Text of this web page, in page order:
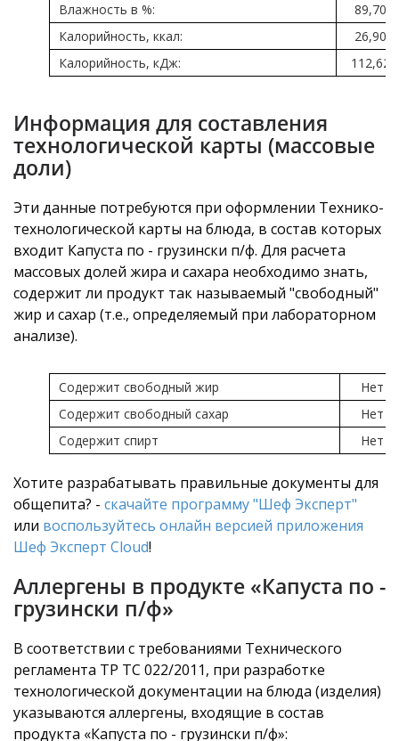
Влажность в %:
89,70
Калорийность, ккал:
26,90
Калорийность, кДж:
112,62
Информация для составления
технологической карты (массовые
доли)
Эти данные потребуются при оформлении Технико-
технологической карты на блюда, в состав которых
входит Капуста по - грузински п/ф. Для расчета
массовых долей жира и сахара необходимо знать,
содержит ли продукт так называемый "свободный"
жир и сахар (т.е., определяемый при лабораторном
анализе).
Содержит свободный жир
Нет
Содержит свободный сахар
Нет
Содержит спирт
Нет
Хотите разрабатывать правильные документы для
общепита? - скачайте программу "Шеф Эксперт"
или воспользуйтесь онлайн версией приложения
Шеф Эксперт Cloud!
Аллергены в продукте «Капуста по -
грузински п/ф»
В соответствии с требованиями Технического
регламента ТР ТС 022/2011, при разработке
технологической документации на блюда (изделия)
указываются аллергены, входящие в состав
продукта «Капуста по - грузински п/ф»: